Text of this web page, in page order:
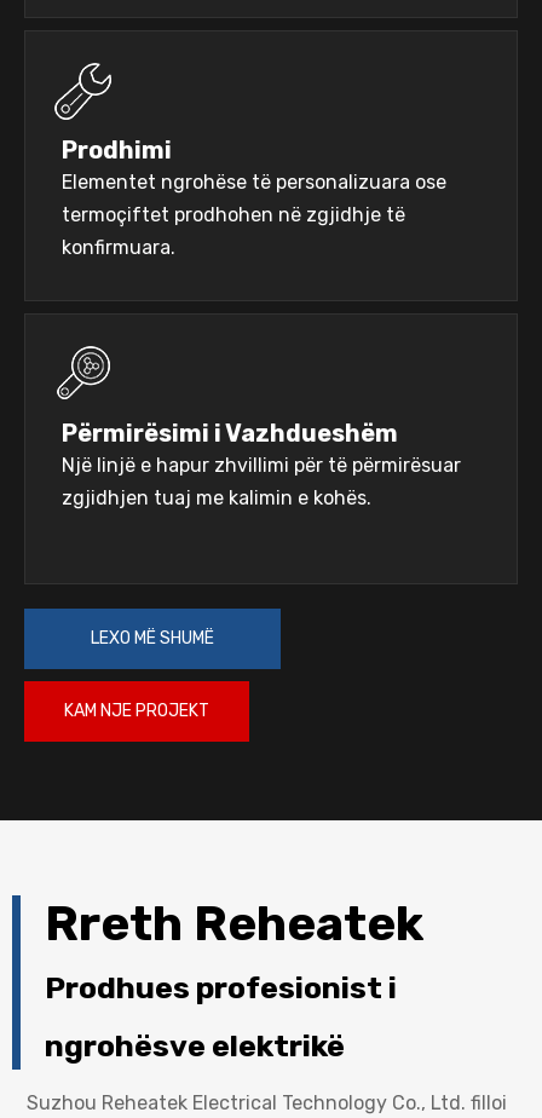
Prodhimi
Elementet ngrohëse të personalizuara ose
termoçiftet prodhohen në zgjidhje të
konfirmuara.
Përmirësimi i Vazhdueshëm
Një linjë e hapur zhvillimi për të përmirësuar
zgjidhjen tuaj me kalimin e kohës.
LEXO MË SHUMË
KAM NJE PROJEKT
Rreth Reheatek
Prodhues profesionist i
ngrohësve elektrikë
Suzhou Reheatek Electrical Technology Co., Ltd. filloi